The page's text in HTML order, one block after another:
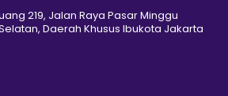
219, Jalan Raya Pasar Minggu
Daerah Khusus Ibukota Jakarta